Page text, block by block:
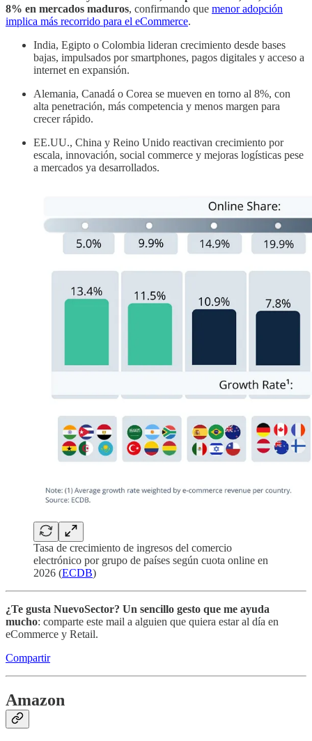
8% en mercados maduros, confirmando que menor adopción
implica más recorrido para el eCommerce.
India, Egipto o Colombia lideran crecimiento desde bases
bajas, impulsados por smartphones, pagos digitales y acceso a
internet en expansión.
Alemania, Canadá o Corea se mueven en torno al 8%, con
alta penetración, más competencia y menos margen para
crecer rápido.
EE.UU., China y Reino Unido reactivan crecimiento por
escala, innovación, social commerce y mejoras logísticas pese
a mercados ya desarrollados.
Tasa de crecimiento de ingresos del comercio
electrónico por grupo de países según cuota online en
2026 (ECDB)
¿Te gusta NuevoSector? Un sencillo gesto que me ayuda
mucho: comparte este mail a alguien que quiera estar al día en
eCommerce y Retail.
Compartir
Amazon